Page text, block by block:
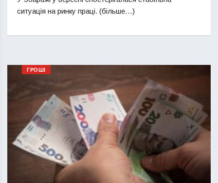
ситуація на ринку праці. (більше…)
ГРОШІ